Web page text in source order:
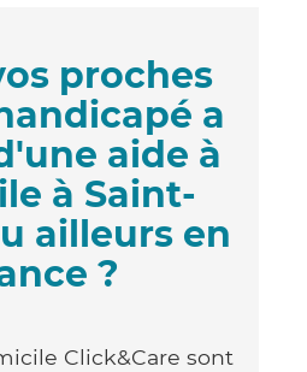
proches
a
aide à
à Saint-
ailleurs en
?
Click&Care sont